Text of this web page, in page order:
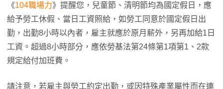
《104職場力》提醒您，兒童節、清明節均為國定假日，應
給予勞工休假、當日工資照給，如勞工同意於國定假日出
勤，出勤8小時以內者，雇主就應於原月薪外，另再加給1日
工資。超過8小時部分，應依勞基法第24條第1項第1、2款
規定給付加班費。
請注意，若雇主與勞工約定出勤，或因特殊產業屬性而在連